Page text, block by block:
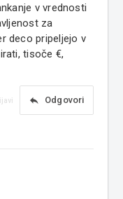
v vrednosti
za
deco pripeljejo v
tisoče €,
reply Odgovori